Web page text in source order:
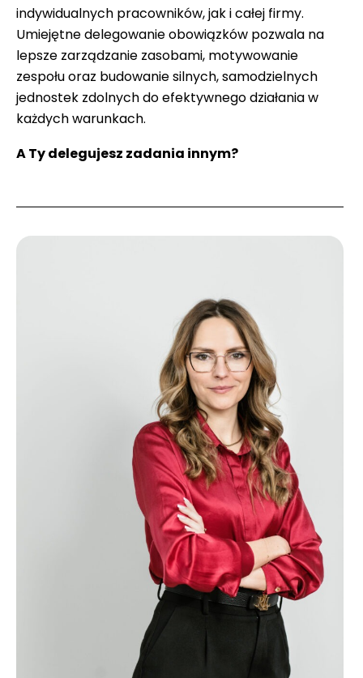
indywidualnych pracowników, jak i całej firmy.
Umiejętne delegowanie obowiązków pozwala na
lepsze zarządzanie zasobami, motywowanie
zespołu oraz budowanie silnych, samodzielnych
jednostek zdolnych do efektywnego działania w
każdych warunkach.
A Ty delegujesz zadania innym?